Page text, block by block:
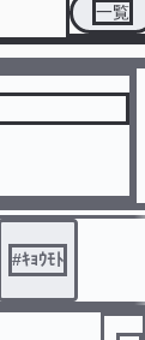
一覧
#ｷｮｳﾓﾄ